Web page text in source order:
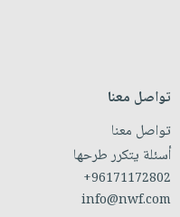
تواصل معنا
تواصل معنا
أسئلة يتكرر طرحها
+96171172802
info@nwf.com